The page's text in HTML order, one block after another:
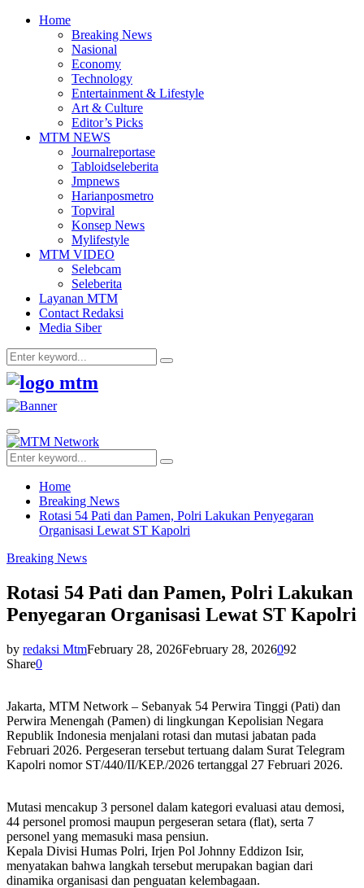
Home
Breaking News
Nasional
Economy
Technology
Entertainment & Lifestyle
Art & Culture
Editor’s Picks
MTM NEWS
Journalreportase
Tabloidseleberita
Jmpnews
Harianposmetro
Topviral
Konsep News
Mylifestyle
MTM VIDEO
Selebcam
Seleberita
Layanan MTM
Contact Redaksi
Media Siber
Search
for:
Search
Facebook
Twitter
Youtube
Primary
Menu
Search
for:
Search
Home
Breaking News
Rotasi 54 Pati dan Pamen, Polri Lakukan Penyegaran
Organisasi Lewat ST Kapolri
Breaking News
Rotasi 54 Pati dan Pamen, Polri Lakukan
Penyegaran Organisasi Lewat ST Kapolri
by redaksi MtmFebruary 28, 2026February 28, 2026092
Share0
Jakarta, MTM Network – Sebanyak 54 Perwira Tinggi (Pati) dan
Perwira Menengah (Pamen) di lingkungan Kepolisian Negara
Republik Indonesia menjalani rotasi dan mutasi jabatan pada
Februari 2026. Pergeseran tersebut tertuang dalam Surat Telegram
Kapolri nomor ST/440/II/KEP./2026 tertanggal 27 Februari 2026.
Mutasi mencakup 3 personel dalam kategori evaluasi atau demosi,
44 personel promosi maupun pergeseran setara (flat), serta 7
personel yang memasuki masa pensiun.
Kepala Divisi Humas Polri, Irjen Pol Johnny Eddizon Isir,
menyatakan bahwa langkah tersebut merupakan bagian dari
dinamika organisasi dan penguatan kelembagaan.